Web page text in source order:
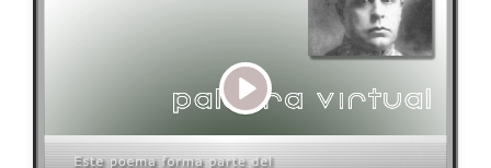
Play